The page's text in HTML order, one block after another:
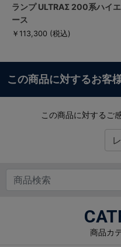
ランプ ULTRAΣ 200系ハイエ
ース
￥113,300 (税込)
この商品に対するお客
この商品に対するご
商品カ